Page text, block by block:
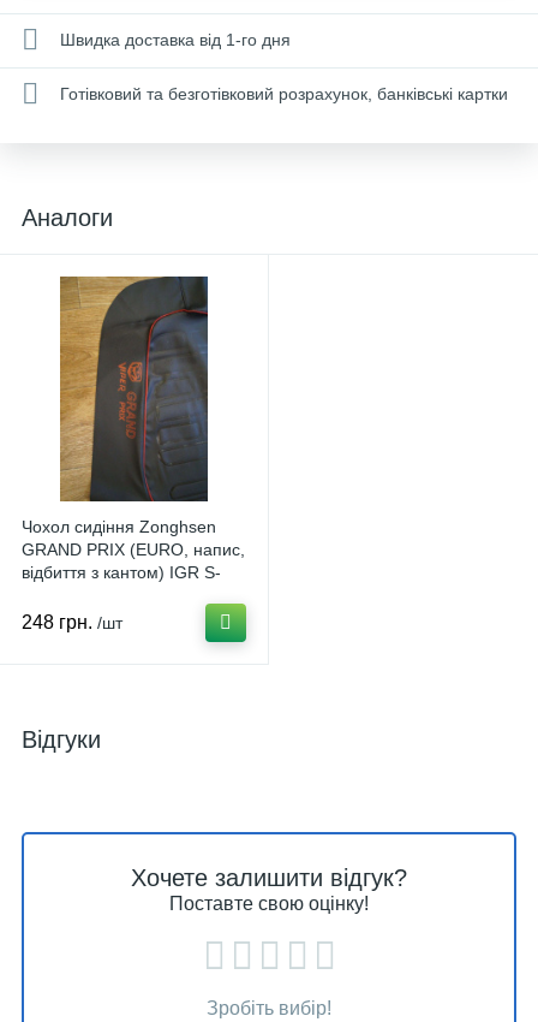
Швидка доставка від 1-го дня
Готівковий та безготівковий розрахунок, банківські картки
Аналоги
Чохол сидіння Zonghsen
GRAND PRIX (EURO, напис,
відбиття з кантом) IGR S-
248 грн. /шт
Відгуки
Хочете залишити відгук?
Поставте свою оцінку!
Зробіть вибір!